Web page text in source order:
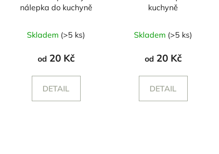
nálepka do kuchyně
Skladem (>5 ks)
od 20 Kč
DETAIL
kuchyně
Skladem (>5 ks)
od 20 Kč
DETAIL